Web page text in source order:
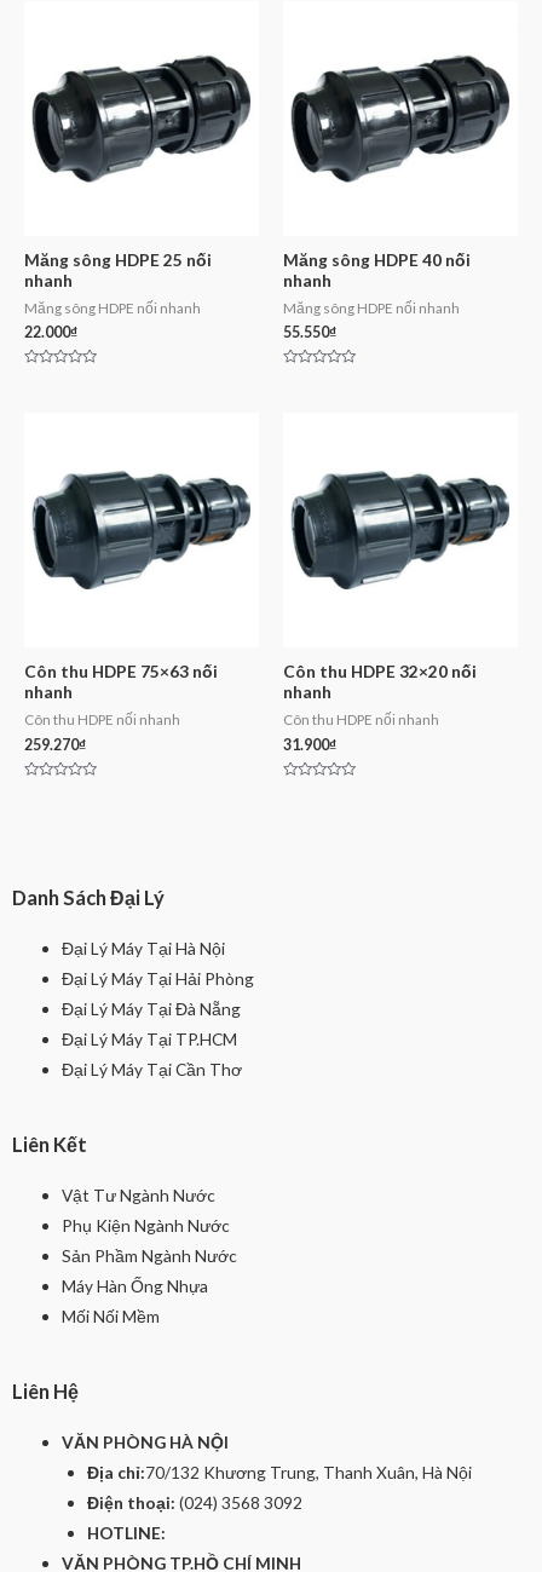
Măng sông HDPE 25 nối
nhanh
Măng sông HDPE nối nhanh
22.000₫
Măng sông HDPE 40 nối
nhanh
Măng sông HDPE nối nhanh
55.550₫
Côn thu HDPE 75×63 nối
nhanh
Côn thu HDPE nối nhanh
259.270₫
Côn thu HDPE 32×20 nối
nhanh
Côn thu HDPE nối nhanh
31.900₫
Danh Sách Đại Lý
Đại Lý Máy Tại Hà Nội
Đại Lý Máy Tại Hải Phòng
Đại Lý Máy Tại Đà Nẵng
Đại Lý Máy Tại TP.HCM
Đại Lý Máy Tại Cần Thơ
Liên Kết
Vật Tư Ngành Nước
Phụ Kiện Ngành Nước
Sản Phầm Ngành Nước
Máy Hàn Ống Nhựa
Mối Nối Mềm
Liên Hệ
VĂN PHÒNG HÀ NỘI
Địa chỉ:70/132 Khương Trung, Thanh Xuân, Hà Nội
Điện thoại: (024) 3568 3092
HOTLINE:
VĂN PHÒNG TP.HỒ CHÍ MINH